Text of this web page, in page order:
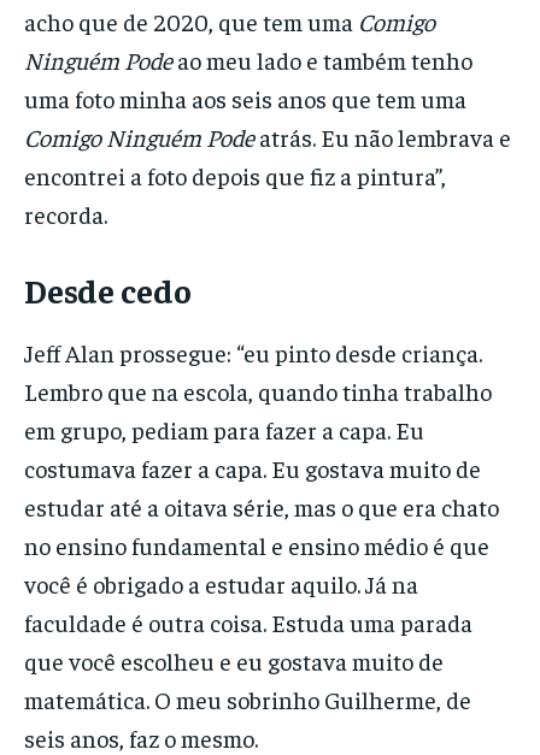
acho que de 2020, que tem uma Comigo
Ninguém Podeao meu lado e também tenho
uma foto minha aos seis anos que tem uma
Comigo Ninguém Podeatrás. Eu não lembrava e
encontrei a foto depois que fiz a pintura”,
recorda.
Desde cedo
Jeff Alan prossegue: “eu pinto desde criança.
Lembro que na escola, quando tinha trabalho
em grupo, pediam para fazer a capa. Eu
costumava fazer a capa. Eu gostava muito de
estudar até a oitava série, mas o que era chato
no ensino fundamental e ensino médio é que
você é obrigado a estudar aquilo. Já na
faculdade é outra coisa. Estuda uma parada
que você escolheu e eu gostava muito de
matemática. O meu sobrinho Guilherme, de
seis anos, faz o mesmo.